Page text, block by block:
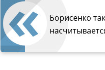
Борисенко